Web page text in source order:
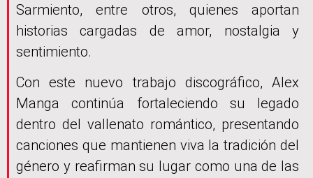
Sarmiento, entre otros, quienes aportan
historias cargadas de amor, nostalgia y
sentimiento.
Con este nuevo trabajo discográfico, Alex
Manga continúa fortaleciendo su legado
dentro del vallenato romántico, presentando
canciones que mantienen viva la tradición del
género y reafirman su lugar como una de las